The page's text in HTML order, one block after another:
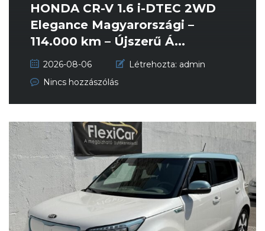
HONDA CR-V 1.6 i-DTEC 2WD
Elegance Magyarországi –
114.000 km – Újszerű Á...
2026-08-06 Létrehozta: admin
Nincs hozzászólás